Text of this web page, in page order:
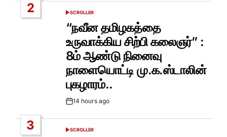
2
POSTED
IN
SCROLLER
“நவீன தமிழகத்தை
உருவாக்கிய சிற்பி கலைஞர்” :
8ம் ஆண்டு நினைவு
நாளையொட்டி மு.க.ஸ்டாலின்
புகழாரம்..
Post14 hours ago
3
POSTED
SCROLLER